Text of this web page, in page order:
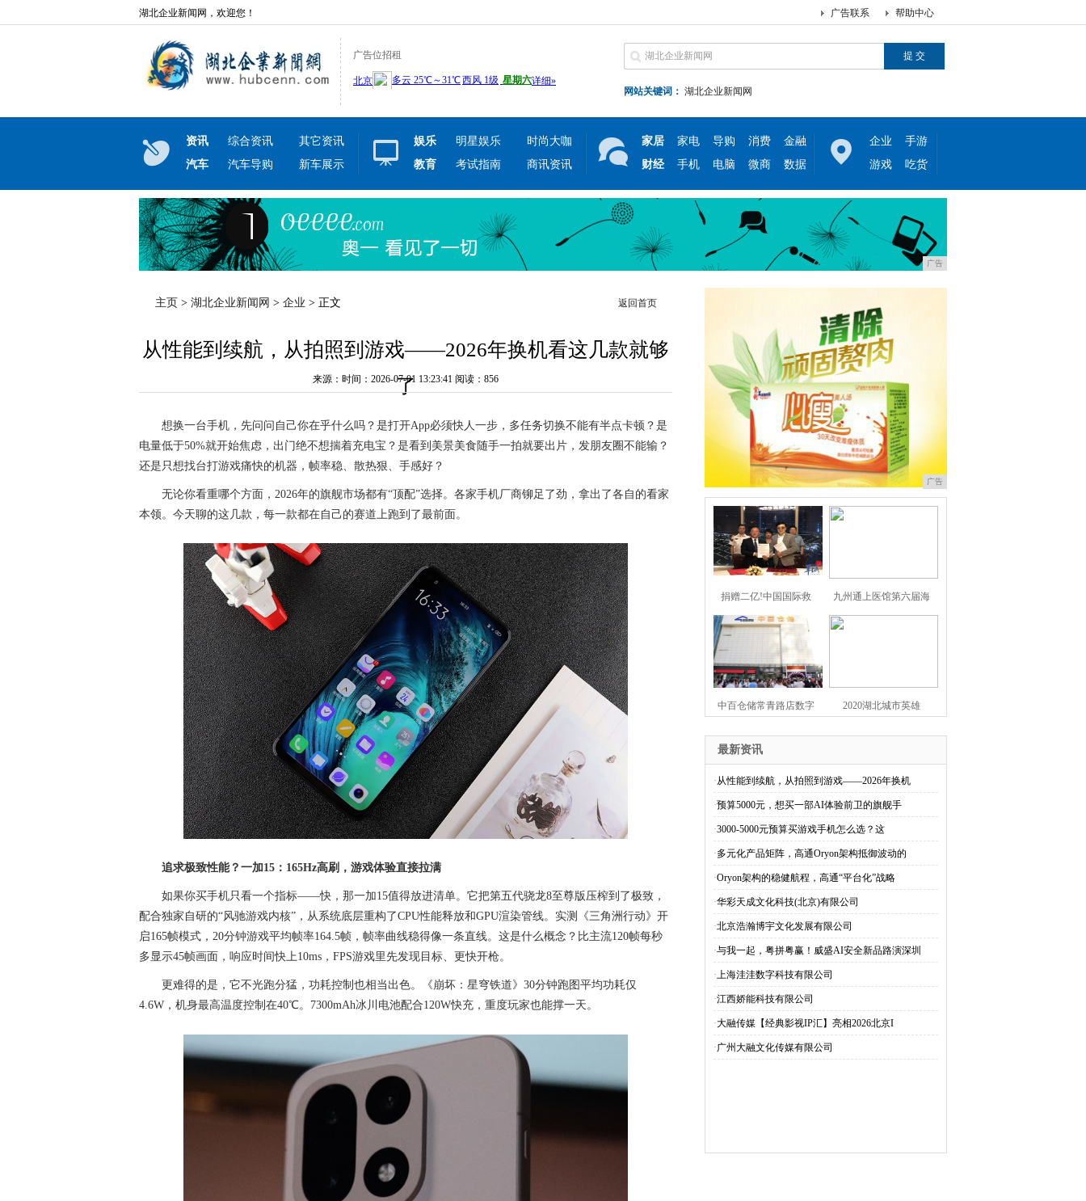
湖北企业新闻网，欢迎您！ 帮助中心
广告联系
广告位招租
网站关键词： 湖北企业新闻网
资讯 综合资讯
其它资讯
汽车
汽车导购 新车展示
娱乐 明星娱乐
时尚大咖
教育
考试指南 商讯资讯
家居 家电 导购 消费
金融
财经
手机 电脑 微商 数据
企业
手游
游戏
吃货
广告
主页 > 湖北企业新闻网 > 企业 > 正文 返回首页
从性能到续航，从拍照到游戏——2026年换机看这几款就够
了
来源：时间：2026-07-01 13:23:41 阅读：856
想换一台手机，先问问自己你在乎什么吗？是打开App必须快人一步，多任务切换不能有半点卡顿？是
电量低于50%就开始焦虑，出门绝不想揣着充电宝？是看到美景美食随手一拍就要出片，发朋友圈不能输？
还是只想找台打游戏痛快的机器，帧率稳、散热狠、手感好？
无论你看重哪个方面，2026年的旗舰市场都有“顶配”选择。各家手机厂商铆足了劲，拿出了各自的看家
本领。今天聊的这几款，每一款都在自己的赛道上跑到了最前面。
追求极致性能？一加15：165Hz高刷，游戏体验直接拉满
如果你买手机只看一个指标——快，那一加15值得放进清单。它把第五代骁龙8至尊版压榨到了极致，
配合独家自研的“风驰游戏内核”，从系统底层重构了CPU性能释放和GPU渲染管线。实测《三角洲行动》开
启165帧模式，20分钟游戏平均帧率164.5帧，帧率曲线稳得像一条直线。这是什么概念？比主流120帧每秒
多显示45帧画面，响应时间快上10ms，FPS游戏里先发现目标、更快开枪。
更难得的是，它不光跑分猛，功耗控制也相当出色。《崩坏：星穹铁道》30分钟跑图平均功耗仅
4.6W，机身最高温度控制在40℃。7300mAh冰川电池配合120W快充，重度玩家也能撑一天。
广告
捐赠二亿!中国国际救 九州通上医馆第六届海
中百仓储常青路店数字 2020湖北城市英雄
最新资讯
·从性能到续航，从拍照到游戏——2026年换机
·预算5000元，想买一部AI体验前卫的旗舰手
·3000-5000元预算买游戏手机怎么选？这
·多元化产品矩阵，高通Oryon架构抵御波动的
·Oryon架构的稳健航程，高通“平台化”战略
·华彩天成文化科技(北京)有限公司
·北京浩瀚博宇文化发展有限公司
·与我一起，粤拼粤赢！威盛AI安全新品路演深圳
·上海洼洼数字科技有限公司
·江西娇能科技有限公司
·大融传媒【经典影视IP汇】亮相2026北京I
·广州大融文化传媒有限公司